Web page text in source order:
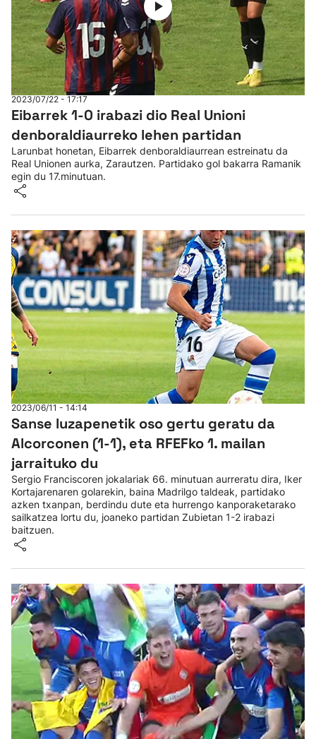
2023/07/22 - 17:17
Eibarrek 1-0 irabazi dio Real Unioni
denboraldiaurreko lehen partidan
Larunbat honetan, Eibarrek denboraldiaurrean estreinatu da
Real Unionen aurka, Zarautzen. Partidako gol bakarra Ramanik
egin du 17.minutuan.
2023/06/11 - 14:14
Sanse luzapenetik oso gertu geratu da
Alcorconen (1-1), eta RFEFko 1. mailan
jarraituko du
Sergio Franciscoren jokalariak 66. minutuan aurreratu dira, Iker
Kortajarenaren golarekin, baina Madrilgo taldeak, partidako
azken txanpan, berdindu dute eta hurrengo kanporaketarako
sailkatzea lortu du, joaneko partidan Zubietan 1-2 irabazi
baitzuen.